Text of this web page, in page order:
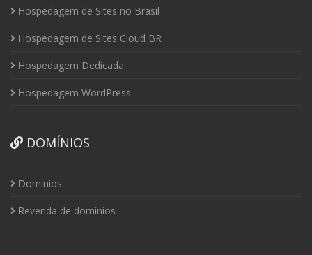
Hospedagem de Sites no Brasil
Hospedagem de Sites Cloud BR
Hospedagem Dedicada
Hospedagem WordPress
DOMÍNIOS
Domínios
Revenda de domínios